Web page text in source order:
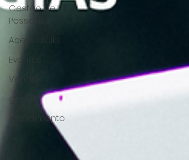
Gestão de
Pessoas
Aceleratalks
Eventos
Vendas
gestão
Atendimento